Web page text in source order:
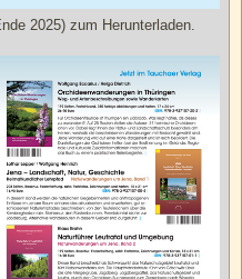
2025) zum Herunterladen.